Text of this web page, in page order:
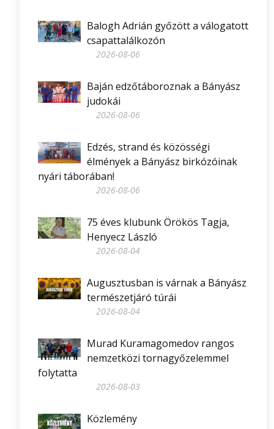
Balogh Adrián győzött a válogatott
csapattalálkozón
2026-08-06
Baján edzőtáboroznak a Bányász
judokái
2026-08-06
Edzés, strand és közösségi
élmények a Bányász birkózóinak
nyári táborában!
2026-08-06
75 éves klubunk Örökös Tagja,
Henyecz László
2026-08-04
Augusztusban is várnak a Bányász
természetjáró túrái
2026-08-04
Murad Kuramagomedov rangos
nemzetközi tornagyőzelemmel
folytatta
2026-08-03
Közlemény